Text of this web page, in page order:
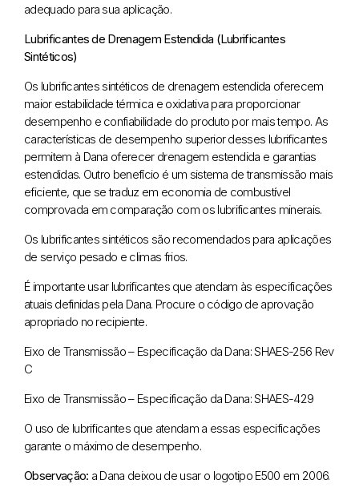
adequado para sua aplicação.
Lubrificantes de Drenagem Estendida (Lubrificantes
Sintéticos)
Os lubrificantes sintéticos de drenagem estendida oferecem
maior estabilidade térmica e oxidativa para proporcionar
desempenho e confiabilidade do produto por mais tempo. As
características de desempenho superior desses lubrificantes
permitem à Dana oferecer drenagem estendida e garantias
estendidas. Outro benefício é um sistema de transmissão mais
eficiente, que se traduz em economia de combustível
comprovada em comparação com os lubrificantes minerais.
Os lubrificantes sintéticos são recomendados para aplicações
de serviço pesado e climas frios.
É importante usar lubrificantes que atendam às especificações
atuais definidas pela Dana. Procure o código de aprovação
apropriado no recipiente.
Eixo de Transmissão – Especificação da Dana: SHAES-256 Rev
C
Eixo de Transmissão – Especificação da Dana: SHAES-429
O uso de lubrificantes que atendam a essas especificações
garante o máximo de desempenho.
Observação: a Dana deixou de usar o logotipo E500 em 2006.